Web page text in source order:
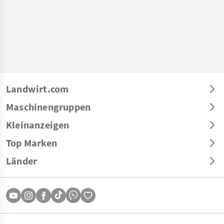
Landwirt.com
Maschinengruppen
Kleinanzeigen
Top Marken
Länder